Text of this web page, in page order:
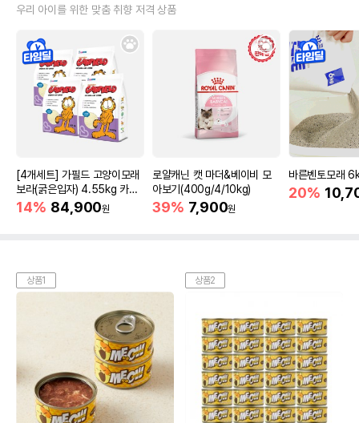
우리 아이를 위한 맞춤 취향 저격 상품
[4개세트] 가필드 고양이모래
보라(굵은입자) 4.55kg 카사
바모래
14% 84,900원
로얄캐닌 캣 마더&베이비 모
아보기(400g/4/10kg)
39% 7,900원
바른벤토모래
20%
상품1 상품2